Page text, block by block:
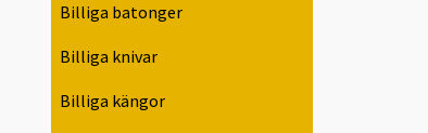
Billiga batonger
Billiga knivar
Billiga kängor